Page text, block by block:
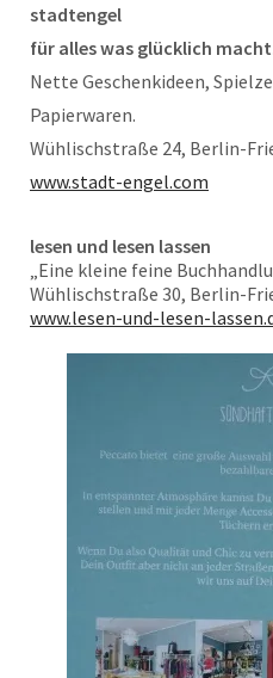
stadtengel
für alles was glücklich
Nette Geschenkideen,
Papierwaren.
Wühlischstraße 24, Berlin-
www.stadt-engel.com
lesen und lesen lassen
„Eine kleine feine
Wühlischstraße 30, Berlin-
www.lesen-und-lesen-